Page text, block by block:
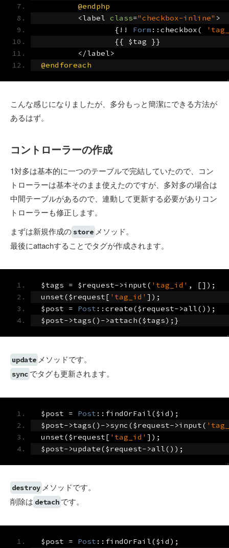
@endphp
<label class="checkbox-inline" >
{!!
Form :: checkbox(
{{ $tag }}
</label>
@endforeach
こんな感じになりましたが、多分もっと簡潔にできる方法が
あるはず。
コントローラーの作成
1対多は基本的に一つのテーブルで完結していたので、コン
トローラーは基本そのまま使えたのですが、多対多の場合は
中間テーブルがあるので、連動して更新する必要がありコン
トローラーも修正します。
まずは新規作成のstore メソッド。
最後にattachすることでタグが作成されます。
$tags = $request->input( 'tag_id' ,
[]);
unset($request[ 'tag_id' ]);
$post = Post :: create($request->all());
$post->tags()->attach($tags);}
update メソッドです。
sync でタグも更新されます。
$post = Post :: findOrFail($id );
$post->tags()->sync($request->input(
unset($request[ 'tag_id' ]);
$post->update($request->all());
destroy メソッドです。
削除は detach です。
$post = Post :: findOrFail($id );